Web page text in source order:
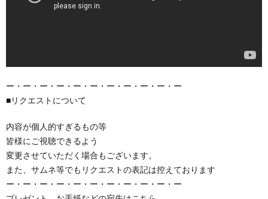
ー・ー・ー・ー・ー・ー・ー・ー・ー・ー・ー
■リクエストについて
内容が個人的すぎるもの等
皆様にご視聴できるよう
変更させていただく場合もございます。
また、サムネ等でもリクエストの表記は控えております
ー・ー・ー・ー・ー・ー・ー・ー・ー・ー・ー